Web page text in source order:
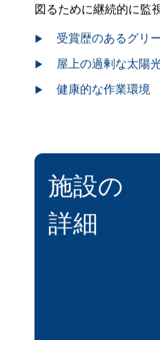
図るために継続的に監
受賞歴のあるグリ
屋上の過剰な太陽
健康的な作業環境
施設の
詳細